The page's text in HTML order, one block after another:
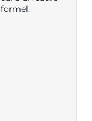
formel.